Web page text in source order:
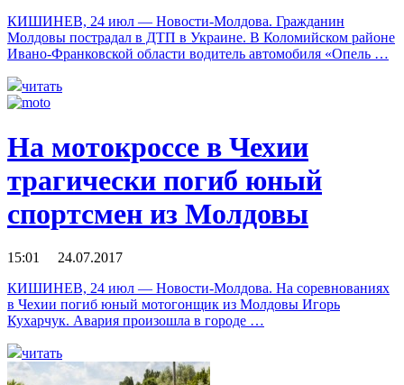
КИШИНЕВ, 24 июл — Новости-Молдова. Гражданин
Молдовы пострадал в ДТП в Украине. В Коломийском районе
Ивано-Франковской области водитель автомобиля «Опель …
читать
На мотокроссе в Чехии
трагически погиб юный
спортсмен из Молдовы
15:01 24.07.2017
КИШИНЕВ, 24 июл — Новости-Молдова. На соревнованиях
в Чехии погиб юный мотогонщик из Молдовы Игорь
Кухарчук. Авария произошла в городе …
читать